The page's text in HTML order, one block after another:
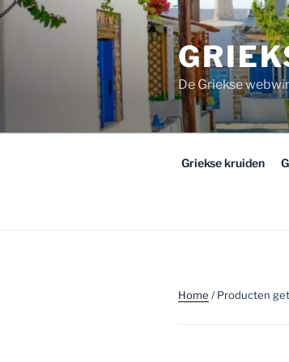
Ga
De Griekse
Griekse kruiden
Home / Producten